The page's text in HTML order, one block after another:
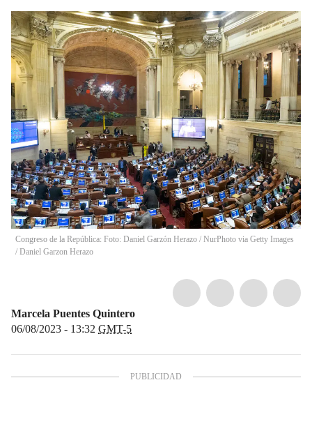
Congreso de la República: Foto: Daniel Garzón Herazo / NurPhoto via Getty Images
/ Daniel Garzon Herazo
Marcela Puentes Quintero
06/08/2023 - 13:32 GMT-5